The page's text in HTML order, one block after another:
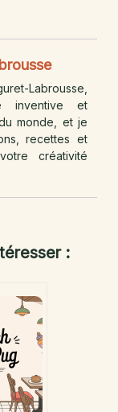
Labrousse,
inventive et
monde, et je
recettes et
créativité
: